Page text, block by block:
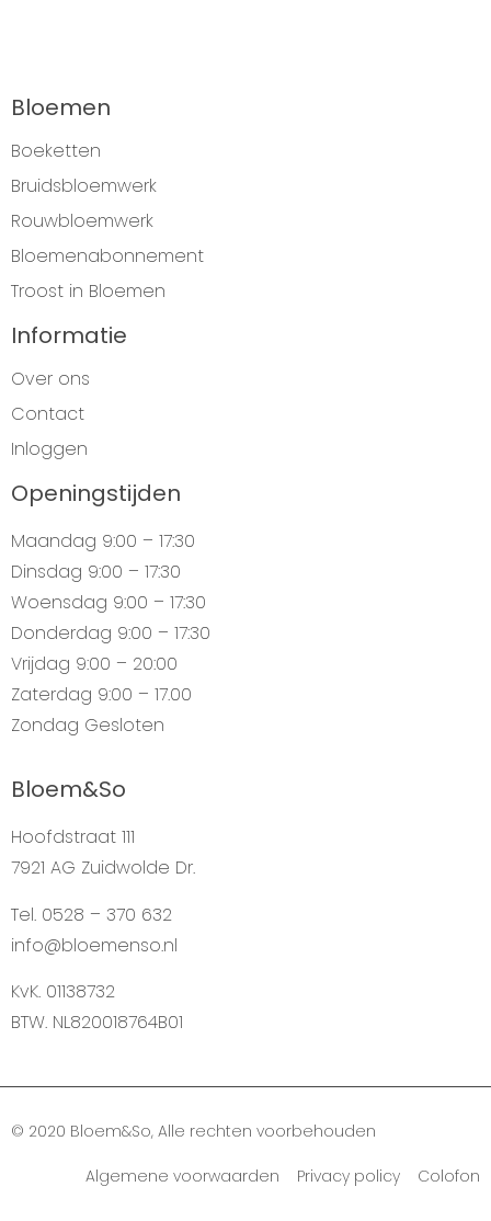
Bloemen
Boeketten
Bruidsbloemwerk
Rouwbloemwerk
Bloemenabonnement
Troost in Bloemen
Informatie
Over ons
Contact
Inloggen
Openingstijden
Maandag 9:00 – 17:30
Dinsdag 9:00 – 17:30
Woensdag 9:00 – 17:30
Donderdag 9:00 – 17:30
Vrijdag 9:00 – 20:00
Zaterdag 9:00 – 17.00
Zondag Gesloten
Bloem&So
Hoofdstraat 111
7921 AG Zuidwolde Dr.
Tel. 0528 – 370 632
info@bloemenso.nl
KvK. 01138732
BTW. NL820018764B01
© 2020 Bloem&So, Alle rechten voorbehouden
Algemene voorwaarden Privacy policy Colofon